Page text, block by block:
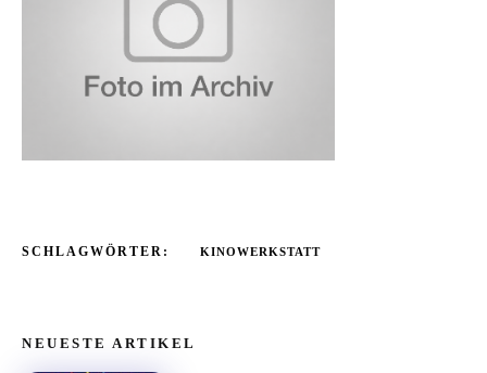
SCHLAGWÖRTER: KINOWERKSTATT
NEUESTE ARTIKEL